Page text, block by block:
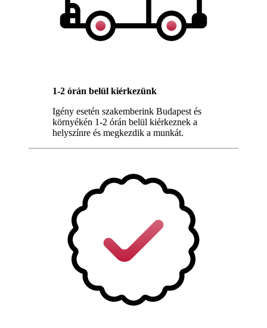
1-2 órán belül kiérkezünk
Igény esetén szakemberink Budapest és
környékén 1-2 órán belül kiérkeznek a
helyszínre és megkezdik a munkát.